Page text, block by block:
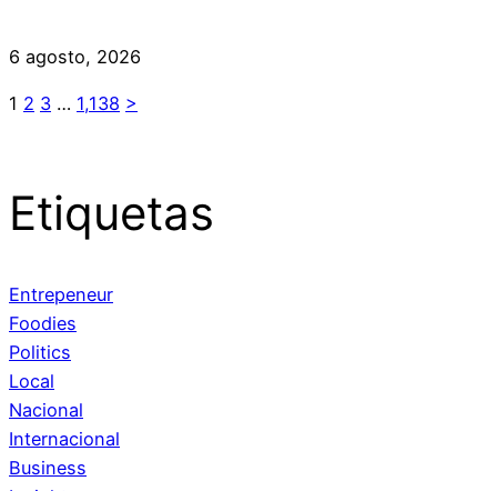
6 agosto, 2026
1 2 3 … 1,138 >
Etiquetas
Entrepeneur
Foodies
Politics
Local
Nacional
Internacional
Business